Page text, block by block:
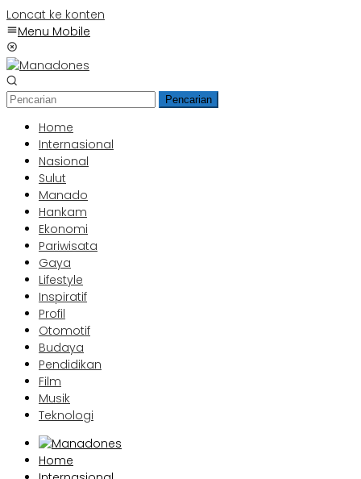
Loncat ke konten
Menu Mobile
Pencarian
Home
Internasional
Nasional
Sulut
Manado
Hankam
Ekonomi
Pariwisata
Gaya
Lifestyle
Inspiratif
Profil
Otomotif
Budaya
Pendidikan
Film
Musik
Teknologi
Home